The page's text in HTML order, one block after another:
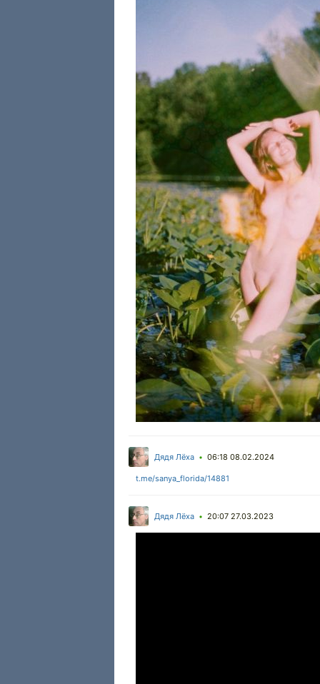
Дядя Лёха • 06:18 08.02.2024
t.me/sanya_florida/14881
Дядя Лёха • 20:07 27.03.2023